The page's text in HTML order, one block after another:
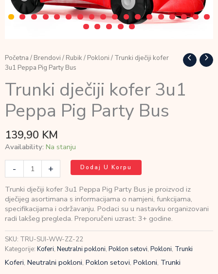
Početna / Brendovi / Rubik/ Pokloni / Trunki dječiji kofer
3u1 Peppa Pig Party Bus
Trunki dječiji kofer 3u1
Peppa Pig Party Bus
139,90 KM
Availability: Na stanju
-
3u1
Peppa
Pig
Party
Bus
količina
+ Dodaj U Korpu
Trunki dječiji kofer 3u1 Peppa Pig Party Bus je proizvod iz
dječijeg asortimana s informacijama o namjeni, funkcijama,
specifikacijama i održavanju. Podaci su u nastavku organizovani
radi lakšeg pregleda. Preporučeni uzrast: 3+ godine.
SKU: TRU-SUI-WW-ZZ-22
Kategorije: Koferi, Neutralni pokloni, Poklon setovi, Pokloni, Trunki
Koferi, Neutralni pokloni, Poklon setovi, Pokloni, Trunki